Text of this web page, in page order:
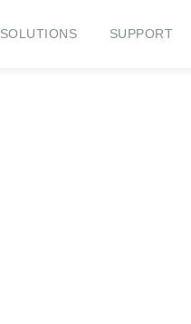
SOLUTIONS SUPPORT